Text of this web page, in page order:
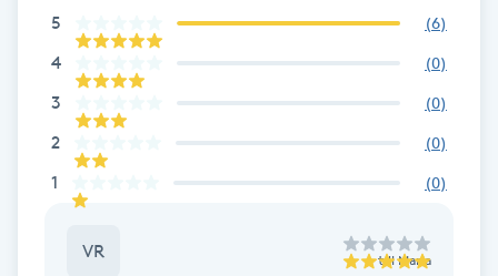
Faceliftmassage
Fet hårbotten
Fettreducering
Fibromassage
5 (6)
4 (0)
3 (0)
2 (0)
1 (0)
VR till Maria